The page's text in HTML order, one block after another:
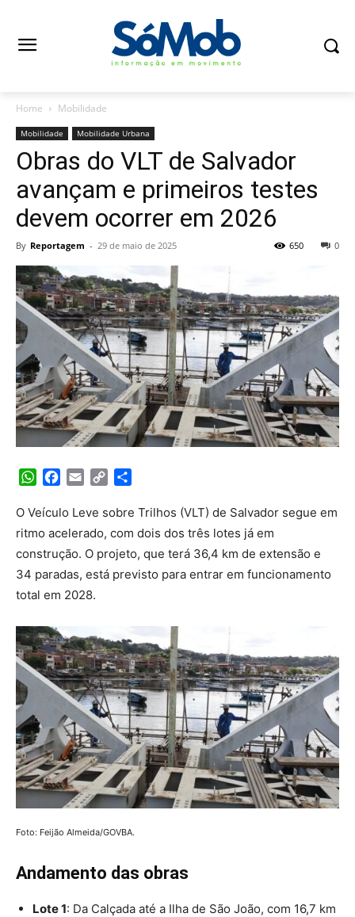
Home Mobilidade
Mobilidade Mobilidade Urbana
Obras do VLT de Salvador
avançam e primeiros testes
devem ocorrer em 2026
By Reportagem - 29 de maio de 2025 0
650
WhatsApp
Facebook
Email Copy
O Veículo Leve sobre Trilhos (VLT) de Salvador segue em
ritmo acelerado, com dois dos três lotes já em
construção. O projeto, que terá 36,4 km de extensão e
34 paradas, está previsto para entrar em funcionamento
total em 2028.
Foto: Feijão Almeida/GOVBA.
Andamento das obras
Lote 1: Da Calçada até a Ilha de São João, com 16,7 km